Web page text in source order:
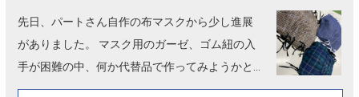
先日、パートさん自作の布マスクから少し進展
がありました。 マスク用のガーゼ、ゴム紐の入
手が困難の中、何か代替品で作ってみようかと
いうことになりました。 本来、我々の仕事は